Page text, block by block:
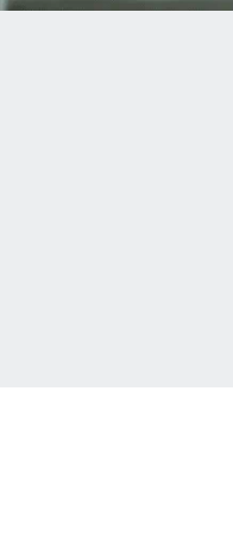
Sonnenschutz